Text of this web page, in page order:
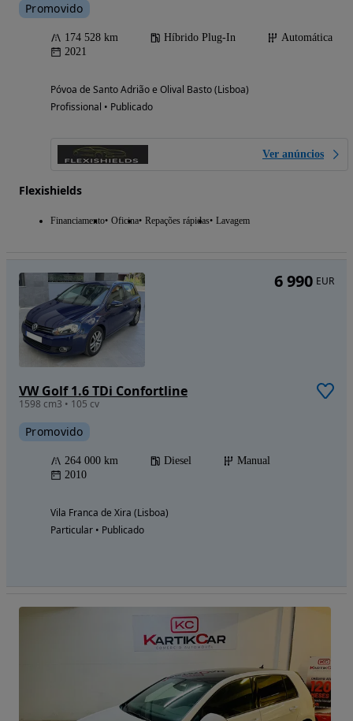
Promovido
174 528 km Híbrido Plug-In
Automática
2021
Póvoa de Santo Adrião e Olival Basto (Lisboa)
Profissional • Publicado
Ver anúncios
Flexishields
Financiamento Oficina Repações rápidas Lavagem
VW Golf 1.6 TDi Confortline
1598 cm3 • 105 cv
Promovido
264 000 km Diesel
Manual
2010
Vila Franca de Xira (Lisboa)
Particular • Publicado
6 990 EUR